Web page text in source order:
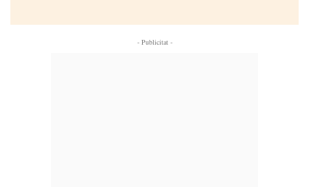
- Publicitat -